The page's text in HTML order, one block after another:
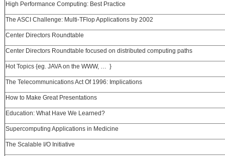
High Performance Computing: Best Practice
The ASCI Challenge: Multi-TFlop Applications by 2002
Center Directors Roundtable
Center Directors Roundtable focused on distributed computing paths
Hot Topics {eg. JAVA on the WWW, … }
The Telecommunications Act Of 1996: Implications
How to Make Great Presentations
Education: What Have We Learned?
Supercomputing Applications in Medicine
The Scalable I/O Initiative